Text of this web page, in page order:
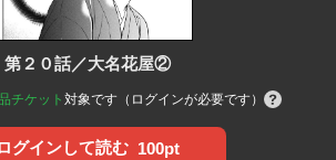
第２０話／大名花屋②
チケット 対象です（ログインが必要です）
グインして読む 100pt